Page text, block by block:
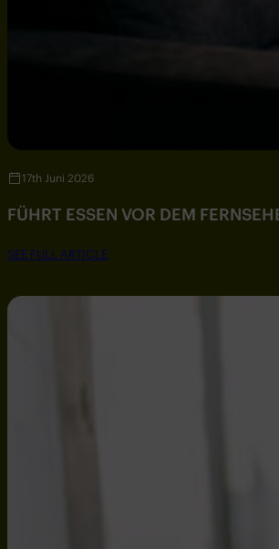
17th Juni 2026
FÜHRT ESSEN VOR DEM
SEE FULL ARTICLE